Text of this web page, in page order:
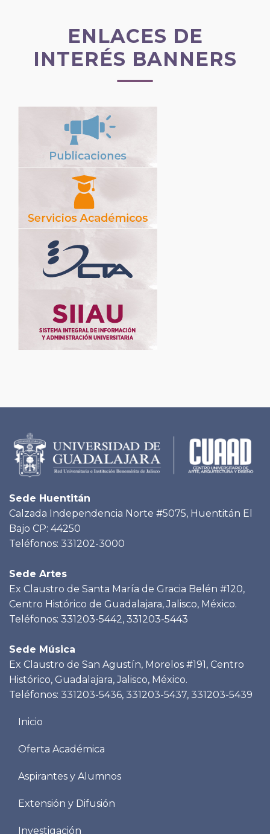
ENLACES DE
INTERÉS BANNERS
Sede Huentitán
Calzada Independencia Norte #5075, Huentitán El
Bajo CP: 44250
Teléfonos: 331202-3000
Sede Artes
Ex Claustro de Santa María de Gracia Belén #120,
Centro Histórico de Guadalajara, Jalisco, México.
Teléfonos: 331203-5442, 331203-5443
Sede Música
Ex Claustro de San Agustín, Morelos #191, Centro
Histórico, Guadalajara, Jalisco, México.
Teléfonos: 331203-5436, 331203-5437, 331203-5439
Menu
Inicio
Oferta Académica
Aspirantes y Alumnos
Extensión y Difusión
Investigación